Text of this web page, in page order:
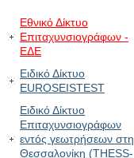
Eθνικό Δίκτυο
Επιταχυνσιογράφων -
ΕΔΕ
Ειδικό Δίκτυο
EUROSEISTEST
Ειδικό Δίκτυο
Επιταχυνσιογράφων
εντός γεωτρήσεων στη
Θεσσαλονίκη (THESS-